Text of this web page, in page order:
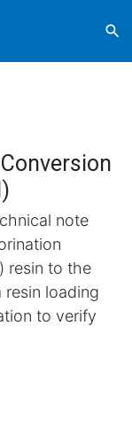
search
note
resin to the
resin loading
to verify